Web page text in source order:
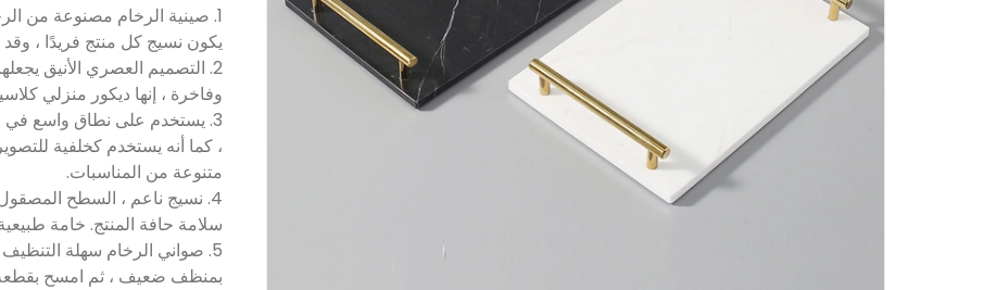
يكون نسيج كل منتج فريدًا ، وقد
2. التصميم العصري الأنيق
وفاخرة ، إنها ديكور منزلي
3. يستخدم على نطاق واسع في
، كما أنه يستخدم كخلفية
متنوعة من المناسبات.
4. نسيج ناعم ، السطح
سلامة حافة المنتج. خامة
5. صواني الرخام سهلة
بمنظف ضعيف ، ثم امسح